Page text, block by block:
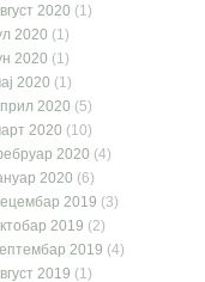
2020 (1)
2020 (1)
2020 (1)
2020 (1)
2020 (5)
2020 (10)
2020 (4)
2020 (6)
2019 (3)
2019 (2)
2019 (4)
2019 (1)